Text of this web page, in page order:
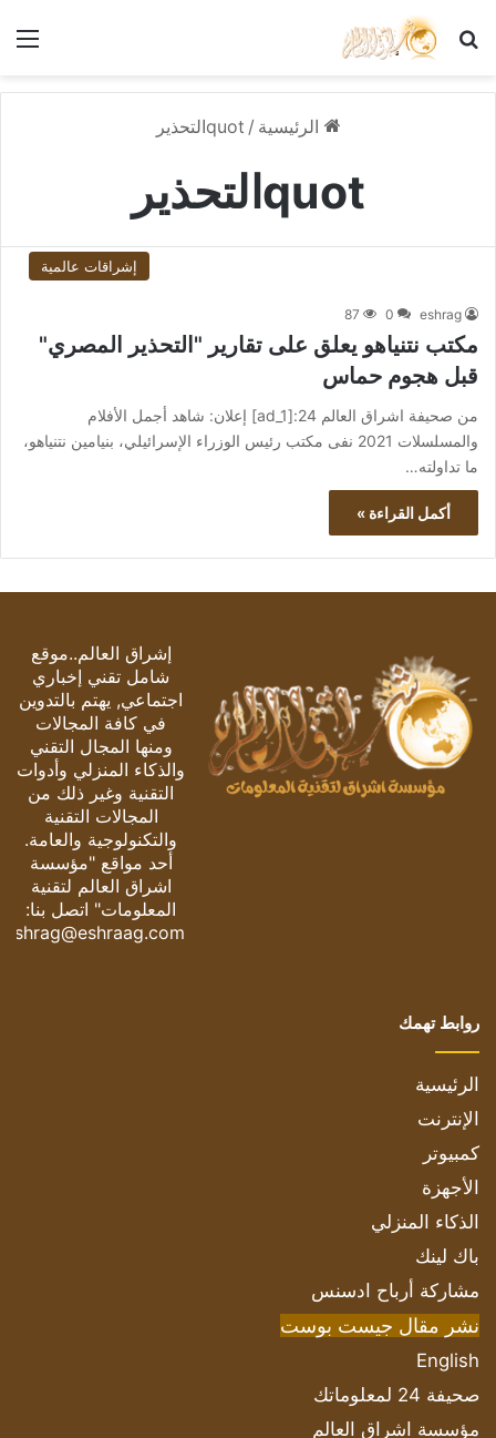
بحث عن
الرئيسية / quotالتحذير
quotالتحذير
إشراقات عالمية
eshrag
0
87
مكتب نتنياهو يعلق على تقارير "التحذير المصري"
قبل هجوم حماس
من صحيفة اشراق العالم 24:[ad_1] إعلان: شاهد أجمل الأفلام
والمسلسلات 2021 نفى مكتب رئيس الوزراء الإسرائيلي، بنيامين نتنياهو،
ما تداولته…
أكمل القراءة »
إشراق العالم..موقع
شامل تقني إخباري
اجتماعي, يهتم بالتدوين
في كافة المجالات
ومنها المجال التقني
والذكاء المنزلي وأدوات
التقنية وغير ذلك من
المجالات التقنية
والتكنولوجية والعامة.
أحد مواقع "مؤسسة
اشراق العالم لتقنية
المعلومات" اتصل بنا:
eshrag@eshraag.com
روابط تهمك
الرئيسية
الإنترنت
كمبيوتر
الأجهزة
الذكاء المنزلي
باك لينك
مشاركة أرباح ادسنس
نشر مقال جيست بوست
English
صحيفة 24 لمعلوماتك
مؤسسة اشراق العالم